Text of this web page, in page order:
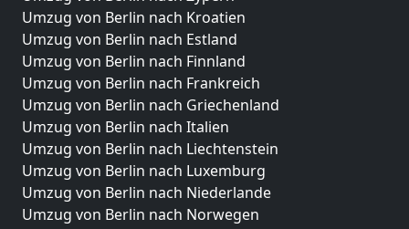
Umzug von Berlin nach Kroatien
Umzug von Berlin nach Estland
Umzug von Berlin nach Finnland
Umzug von Berlin nach Frankreich
Umzug von Berlin nach Griechenland
Umzug von Berlin nach Italien
Umzug von Berlin nach Liechtenstein
Umzug von Berlin nach Luxemburg
Umzug von Berlin nach Niederlande
Umzug von Berlin nach Norwegen